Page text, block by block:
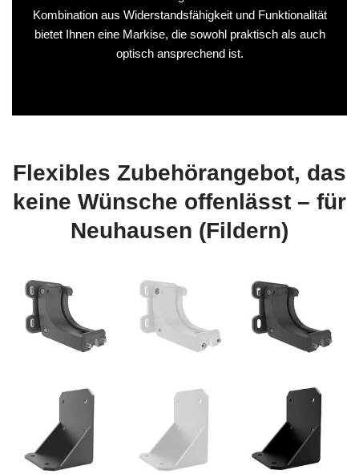
Kombination aus Widerstandsfähigkeit und Funktionalität
bietet Ihnen eine Markise, die sowohl praktisch als auch
optisch ansprechend ist.
Flexibles Zubehörangebot, das
keine Wünsche offenlässt – für
Neuhausen (Fildern)